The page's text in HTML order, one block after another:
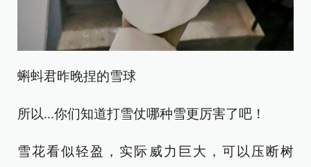
蝌蚪君昨晚捏的雪球
所以...你们知道打雪仗哪种雪更厉害了吧！
雪花看似轻盈，实际威力巨大，可以压断树